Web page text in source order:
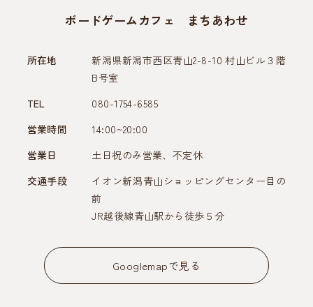
ボードゲームカフェ まちあわせ
所在地
新潟県新潟市西区青山2-8-10 村山ビル３階
B号室
TEL
080-1754-6585
営業時間
14:00~20:00
営業日
土日祝のみ営業、不定休
交通手段
イオン新潟青山ショッピングセンター目の
前
JR越後線青山駅から徒歩５分
Googlemapで見る